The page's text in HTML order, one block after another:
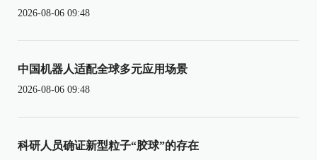
2026-08-06 09:48
中国机器人适配全球多元应用场景
2026-08-06 09:48
科研人员确证新型粒子“胶球”的存在